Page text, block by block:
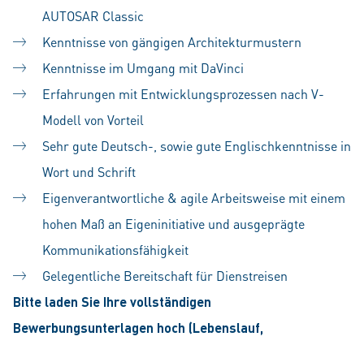
AUTOSAR Classic
Kenntnisse von gängigen Architekturmustern
Kenntnisse im Umgang mit DaVinci
Erfahrungen mit Entwicklungsprozessen nach V-
Modell von Vorteil
Sehr gute Deutsch-, sowie gute Englischkenntnisse in
Wort und Schrift
Eigenverantwortliche & agile Arbeitsweise mit einem
hohen Maß an Eigeninitiative und ausgeprägte
Kommunikationsfähigkeit
Gelegentliche Bereitschaft für Dienstreisen
Bitte laden Sie Ihre vollständigen
Bewerbungsunterlagen hoch (Lebenslauf,